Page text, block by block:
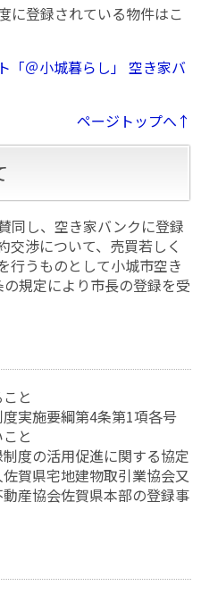
に登録されている物件はこ
「＠小城暮らし」 空き家バ
ページトップへ↑
同し、空き家バンクに登録
交渉について、売買若しく
行うものとして小城市空き
規定により市長の登録を受
と
実施要綱第4条第1項各号
と
度の活用促進に関する協定
賀県宅地建物取引業協会又
産協会佐賀県本部の登録事